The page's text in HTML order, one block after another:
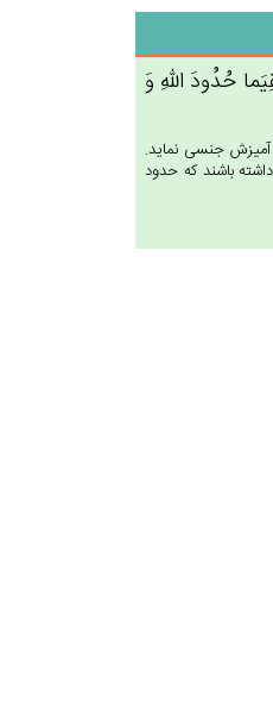
حُدُودَ الله‌ِ وَ
آميزش جنسى نمايد.
باشند كه حدود